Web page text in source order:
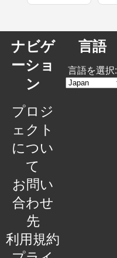
ナビゲ
ーショ
ン
プロジ
ェクト
につい
て
お問い
合わせ
先
利用規約
言語
言語を選択: